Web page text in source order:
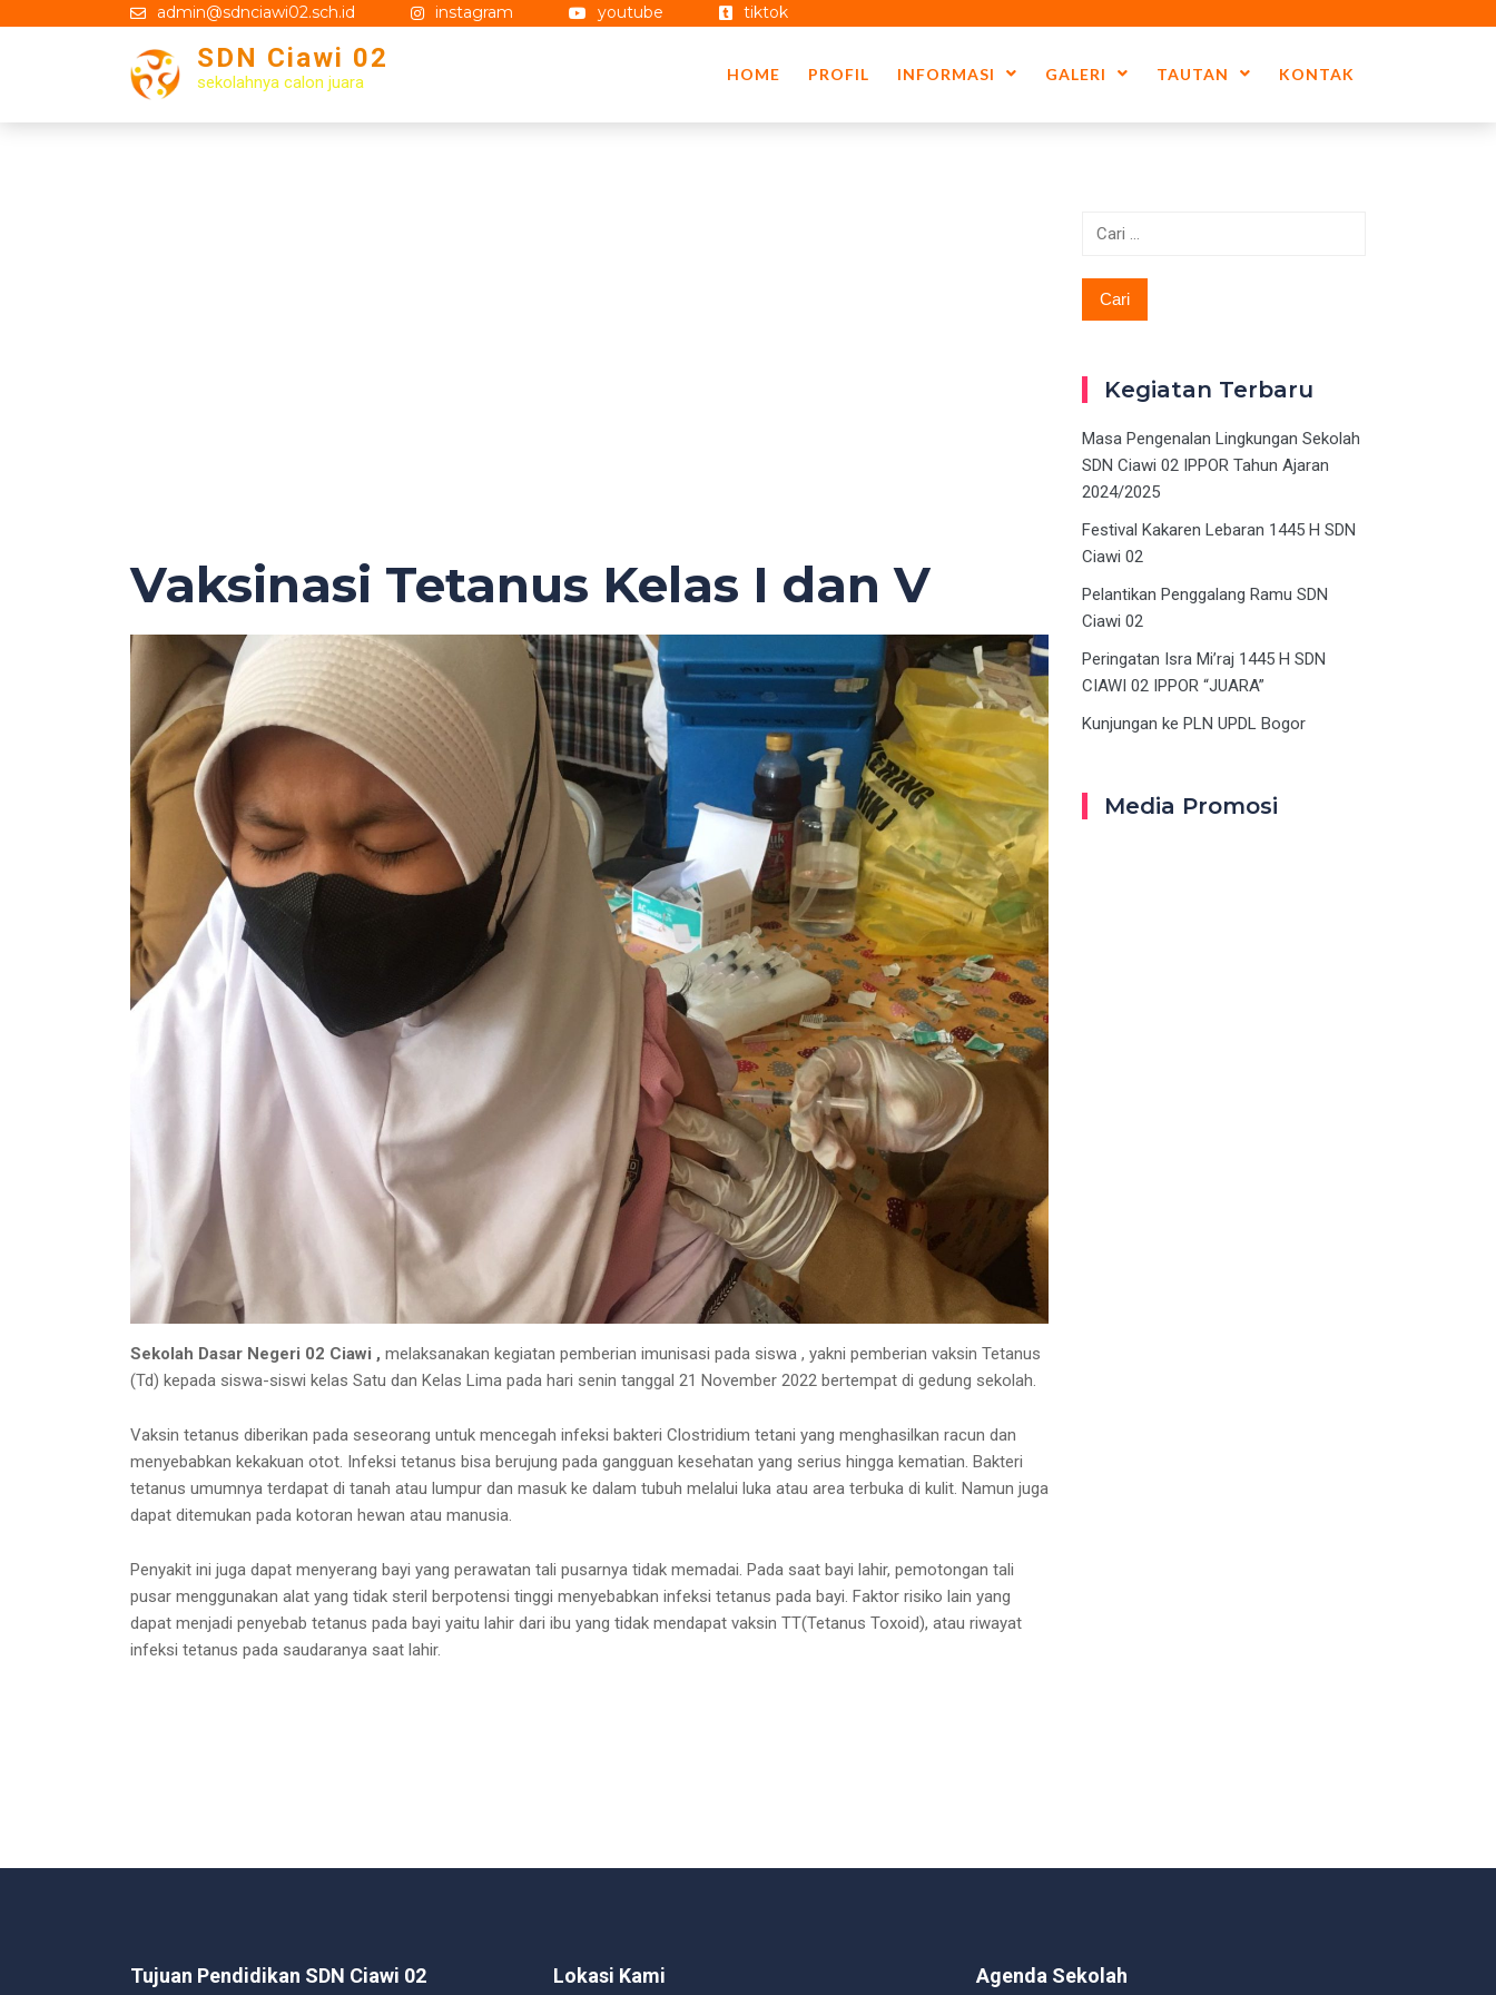
admin@sdnciawi02.sch.id instagram youtube tiktok
SDN Ciawi 02
sekolahnya calon juara HOME PROFIL INFORMASI GALERI TAUTAN KONTAK
Vaksinasi Tetanus Kelas I dan V
Sekolah Dasar Negeri 02 Ciawi , melaksanakan kegiatan pemberian imunisasi pada siswa , yakni pemberian vaksin Tetanus
(Td) kepada siswa-siswi kelas Satu dan Kelas Lima pada hari senin tanggal 21 November 2022 bertempat di gedung sekolah.
Vaksin tetanus diberikan pada seseorang untuk mencegah infeksi bakteri Clostridium tetani yang menghasilkan racun dan
menyebabkan kekakuan otot. Infeksi tetanus bisa berujung pada gangguan kesehatan yang serius hingga kematian. Bakteri
tetanus umumnya terdapat di tanah atau lumpur dan masuk ke dalam tubuh melalui luka atau area terbuka di kulit. Namun juga
dapat ditemukan pada kotoran hewan atau manusia.
Penyakit ini juga dapat menyerang bayi yang perawatan tali pusarnya tidak memadai. Pada saat bayi lahir, pemotongan tali
pusar menggunakan alat yang tidak steril berpotensi tinggi menyebabkan infeksi tetanus pada bayi. Faktor risiko lain yang
dapat menjadi penyebab tetanus pada bayi yaitu lahir dari ibu yang tidak mendapat vaksin TT(Tetanus Toxoid), atau riwayat
infeksi tetanus pada saudaranya saat lahir.
Cari
Kegiatan Terbaru
Masa Pengenalan Lingkungan Sekolah
SDN Ciawi 02 IPPOR Tahun Ajaran
2024/2025
Festival Kakaren Lebaran 1445 H SDN
Ciawi 02
Pelantikan Penggalang Ramu SDN
Ciawi 02
Peringatan Isra Mi’raj 1445 H SDN
CIAWI 02 IPPOR “JUARA”
Kunjungan ke PLN UPDL Bogor
Media Promosi
Tujuan Pendidikan SDN Ciawi 02 Lokasi Kami Agenda Sekolah